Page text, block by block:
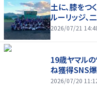
土に、膝をつ
ルーリッジ、
2026/07/21
19歳ヤマル
ね獲得SNS
2026/07/20